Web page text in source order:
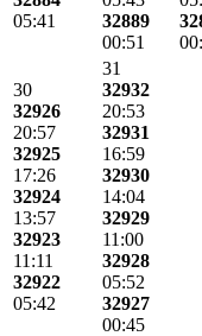
05:41
32889
00:51
30
32926
20:57
32925
17:26
32924
13:57
32923
11:11
32922
05:42
31
32932
20:53
32931
16:59
32930
14:04
32929
11:00
32928
05:52
32927
00:45